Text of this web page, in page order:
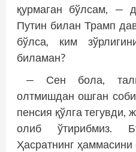
қурмаган бўлсам, —
Путин билан Трамп
бўлса, ким
биламан?
— Сен бола,
олтмишдан ошган
пенсия қўлга тегувди,
олиб ўтирибмиз.
Ҳасратнинг ҳаммасини